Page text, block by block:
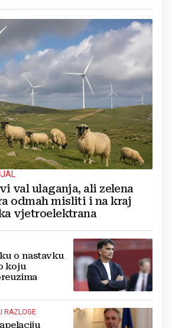
val ulaganja, ali zelena
odmah misliti i na kraj
vjetroelektrana
o nastavku
koju
RAZLOGE